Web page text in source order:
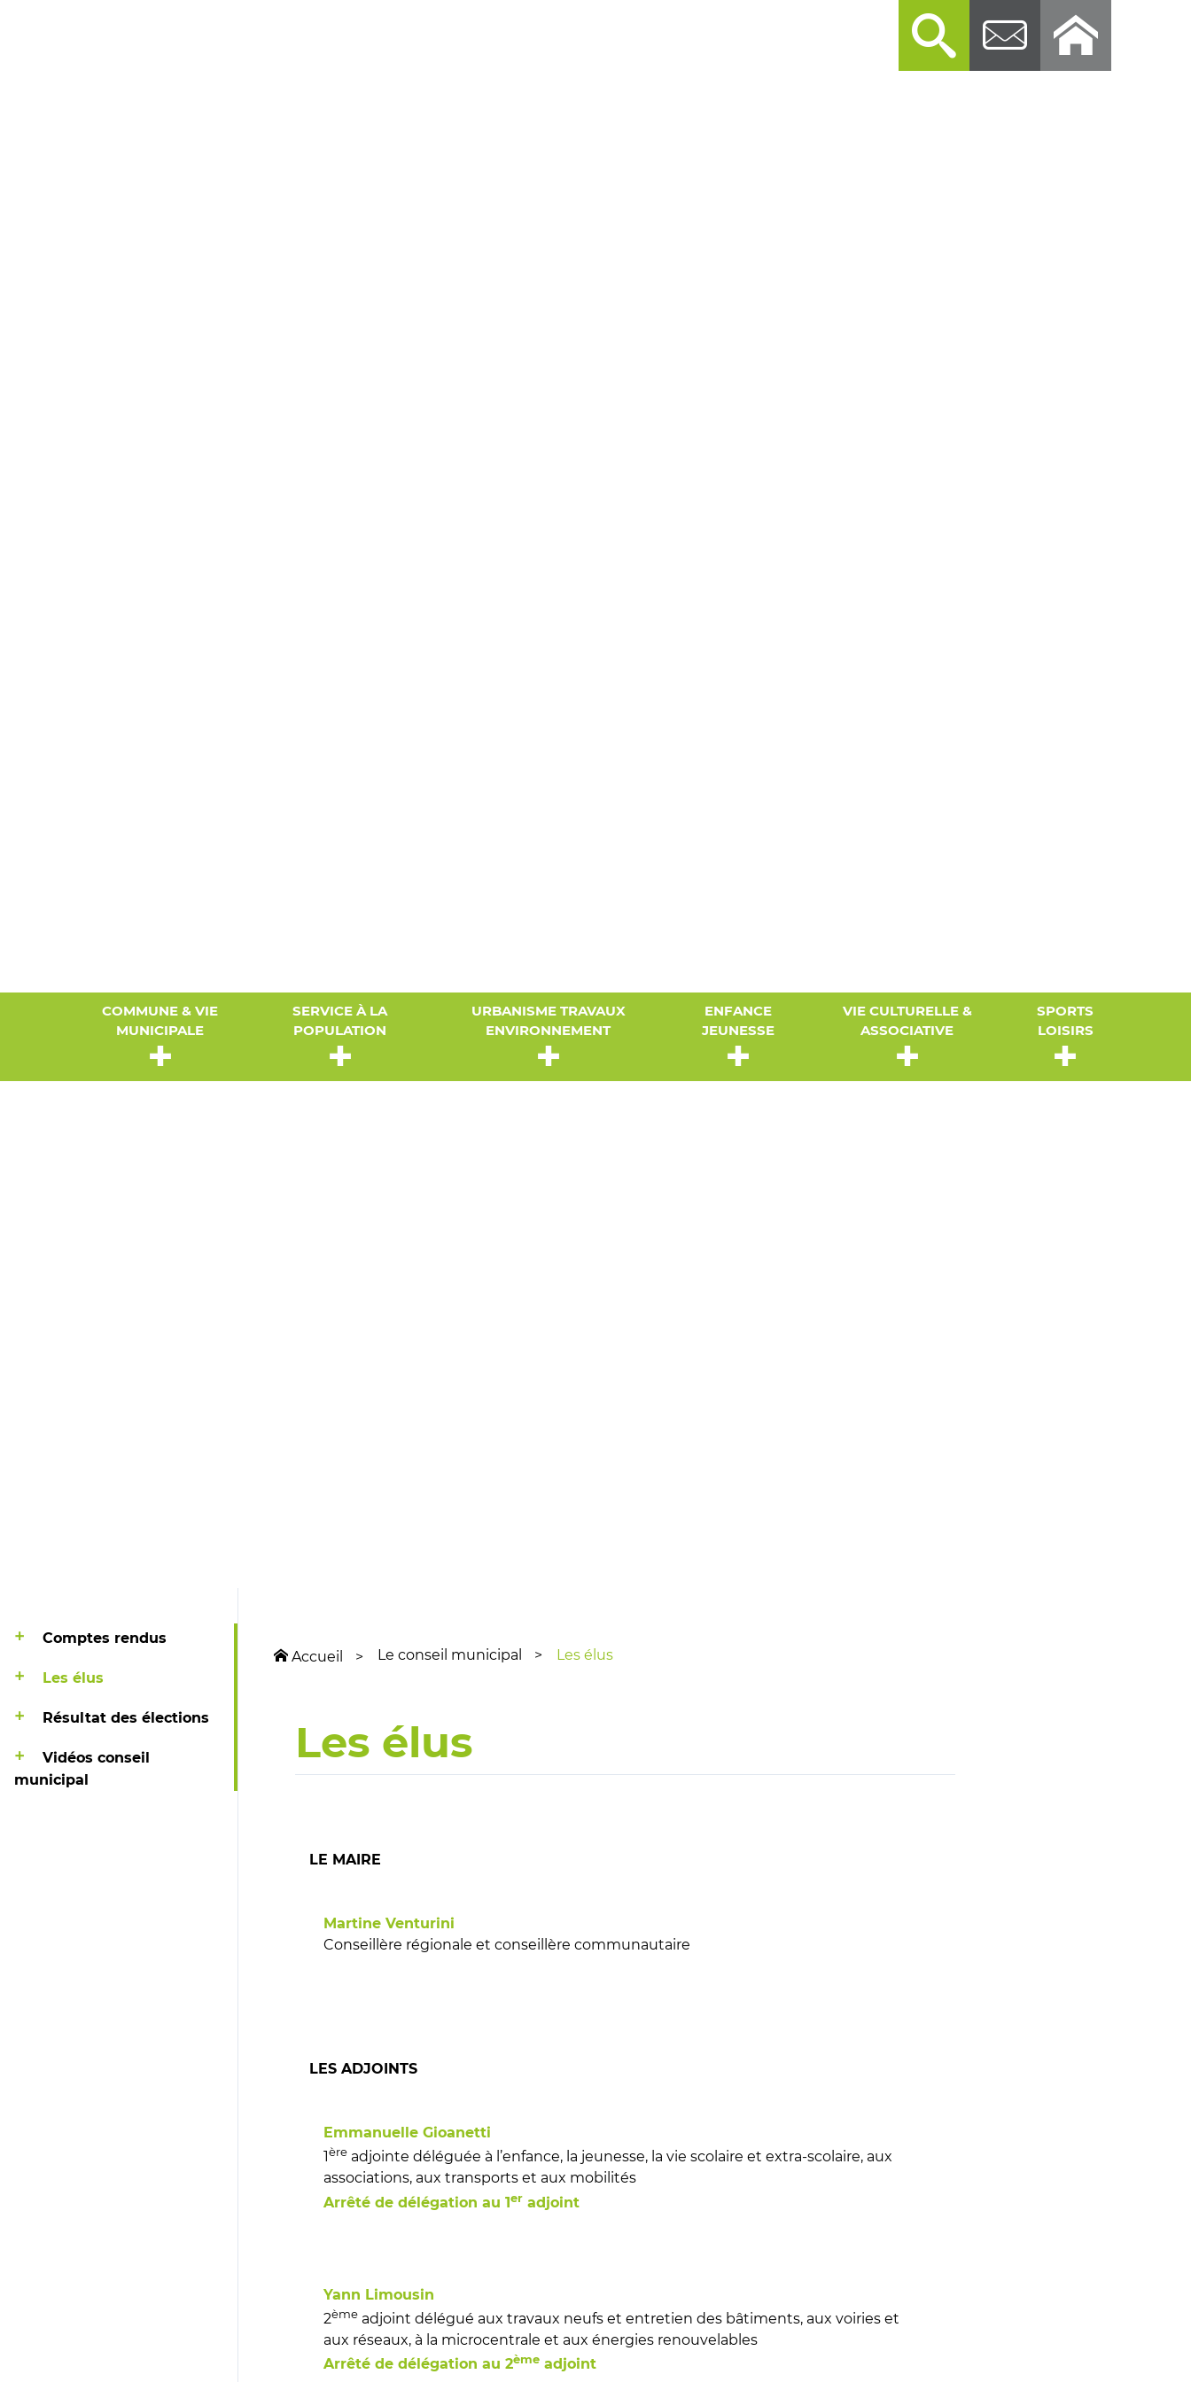
COMMUNE & VIE
MUNICIPALE
SERVICE À LA
POPULATION
URBANISME TRAVAUX
ENVIRONNEMENT
ENFANCE
JEUNESSE
VIE CULTURELLE &
ASSOCIATIVE
SPORTS
LOISIRS
Comptes rendus
Les élus
Résultat des élections
Vidéos conseil
municipal
Accueil Le conseil municipal Les élus
Les élus
LE MAIRE
Martine Venturini
Conseillère régionale et conseillère communautaire
LES ADJOINTS
Emmanuelle Gioanetti
1èreadjointe déléguée à l’enfance, la jeunesse, la vie scolaire et extra-scolaire, aux
associations, aux transports et aux mobilités
Arrêté de délégation au 1eradjoint
Yann Limousin
2èmeadjoint délégué aux travaux neufs et entretien des bâtiments, aux voiries et
aux réseaux, à la microcentrale et aux énergies renouvelables
Arrêté de délégation au 2èmeadjoint